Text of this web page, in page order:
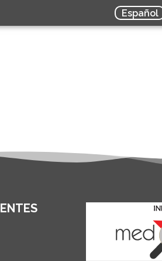
Español